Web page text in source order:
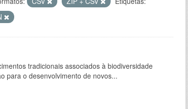
tradicionais associados à biodiversidade
para o desenvolvimento de novos...